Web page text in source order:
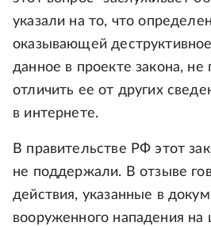
указали на то, что
оказывающей
данное в проекте закона, не
отличить ее от других
в интернете.
В правительстве РФ этот
не поддержали. В отзыве
действия, указанные в
вооруженного нападения на